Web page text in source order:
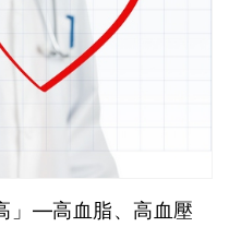
」—高血脂、高血壓